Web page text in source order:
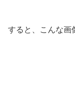
すると、こんな画